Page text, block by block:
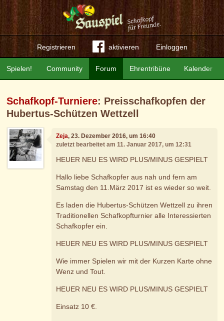
Registrieren aktivieren Einloggen
Community Forum Ehrentribüne Kalender
Spielen!
Schafkopf-Turniere: Preisschafkopfen der
Hubertus-Schützen Wettzell
Zeja, 23. Dezember 2016, um 16:40
zuletzt bearbeitet am 11. Januar 2017, um 12:31
HEUER NEU ES WIRD PLUS/MINUS GESPIELT
Hallo liebe Schafkopfer aus nah und fern am
Samstag den 11.März 2017 ist es wieder so weit.
Es laden die Hubertus-Schützen Wettzell zu ihren
Traditionellen Schafkopfturnier alle Interessierten
Schafkopfer ein.
HEUER NEU ES WIRD PLUS/MINUS GESPIELT
Wie immer Spielen wir mit der Kurzen Karte ohne
Wenz und Tout.
HEUER NEU ES WIRD PLUS/MINUS GESPIELT
Einsatz 10 €.